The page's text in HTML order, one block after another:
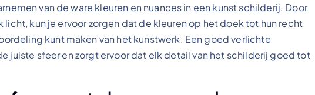
van de ware kleuren en nuances in een kunst schilderij. Door
kun je ervoor zorgen dat de kleuren op het doek tot hun recht
kunt maken van het kunstwerk. Een goed verlichte
juiste sfeer en zorgt ervoor dat elk detail van het schilderij goed tot